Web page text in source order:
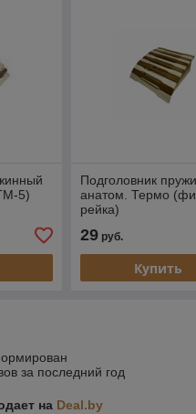
5)
Подголовник
анатом. Термо
рейка)
29руб.
Купить
за последний год
на Deal.by